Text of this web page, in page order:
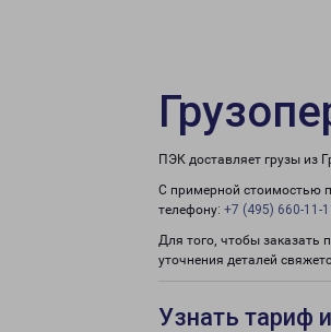
ПЭК доставляет грузы из
С примерной стоимостью
телефону: +7 (495) 660-11-
Для того, чтобы заказать
уточнения деталей
Узнать тариф